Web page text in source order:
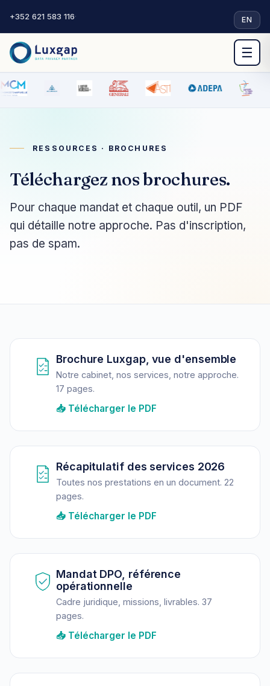
+352 621 583 116· EN
☰
RESSOURCES · BROCHURES
Téléchargez nos brochures.
Pour chaque mandat et chaque outil, un PDF
qui détaille notre approche. Pas d'inscription,
pas de spam.
Brochure Luxgap, vue d'ensemble
Notre cabinet, nos services, notre approche.
17 pages.
📥 Télécharger le PDF
Récapitulatif des services 2026
Toutes nos prestations en un document. 22
pages.
📥 Télécharger le PDF
Mandat DPO, référence
opérationnelle
Cadre juridique, missions, livrables. 37
pages.
📥 Télécharger le PDF